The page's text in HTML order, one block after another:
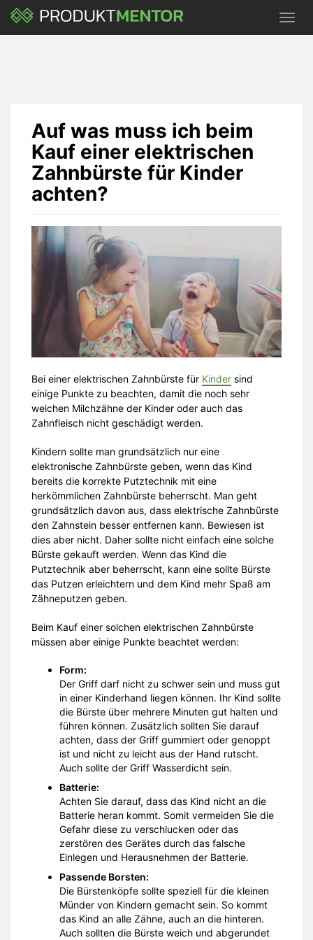
Skip
main
Auf was muss ich beim
Kauf einer elektrischen
Zahnbürste für Kinder
achten?
Bei einer elektrischen Zahnbürste für Kinder sind
einige Punkte zu beachten, damit die noch sehr
weichen Milchzähne der Kinder oder auch das
Zahnfleisch nicht geschädigt werden.
Kindern sollte man grundsätzlich nur eine
elektronische Zahnbürste geben, wenn das Kind
bereits die korrekte Putztechnik mit eine
herkömmlichen Zahnbürste beherrscht. Man geht
grundsätzlich davon aus, dass elektrische Zahnbürste
den Zahnstein besser entfernen kann. Bewiesen ist
dies aber nicht. Daher sollte nicht einfach eine solche
Bürste gekauft werden. Wenn das Kind die
Putztechnik aber beherrscht, kann eine sollte Bürste
das Putzen erleichtern und dem Kind mehr Spaß am
Zähneputzen geben.
Beim Kauf einer solchen elektrischen Zahnbürste
müssen aber einige Punkte beachtet werden:
Form:
Der Griff darf nicht zu schwer sein und muss gut
in einer Kinderhand liegen können. Ihr Kind sollte
die Bürste über mehrere Minuten gut halten und
führen können. Zusätzlich sollten Sie darauf
achten, dass der Griff gummiert oder genoppt
ist und nicht zu leicht aus der Hand rutscht.
Auch sollte der Griff Wasserdicht sein.
Batterie:
Achten Sie darauf, dass das Kind nicht an die
Batterie heran kommt. Somit vermeiden Sie die
Gefahr diese zu verschlucken oder das
zerstören des Gerätes durch das falsche
Einlegen und Herausnehmen der Batterie.
Passende Borsten:
Die Bürstenköpfe sollte speziell für die kleinen
Münder von Kindern gemacht sein. So kommt
das Kind an alle Zähne, auch an die hinteren.
Auch sollten die Bürste weich und abgerundet